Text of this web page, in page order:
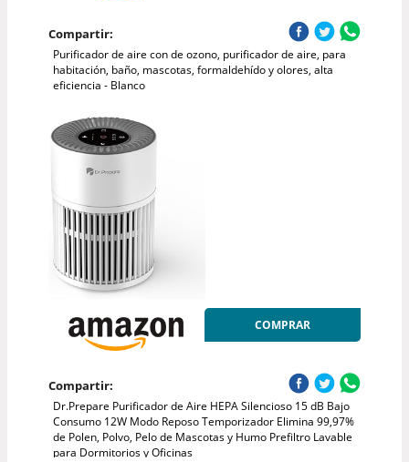
Compartir:
Purificador de aire con de ozono, purificador de aire, para
habitación, baño, mascotas, formaldehído y olores, alta
eficiencia - Blanco
COMPRAR
Compartir:
Dr.Prepare Purificador de Aire HEPA Silencioso 15 dB Bajo
Consumo 12W Modo Reposo Temporizador Elimina 99,97%
de Polen, Polvo, Pelo de Mascotas y Humo Prefiltro Lavable
para Dormitorios y Oficinas